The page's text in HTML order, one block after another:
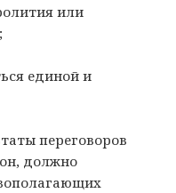
или
единой и
переговоров
должно